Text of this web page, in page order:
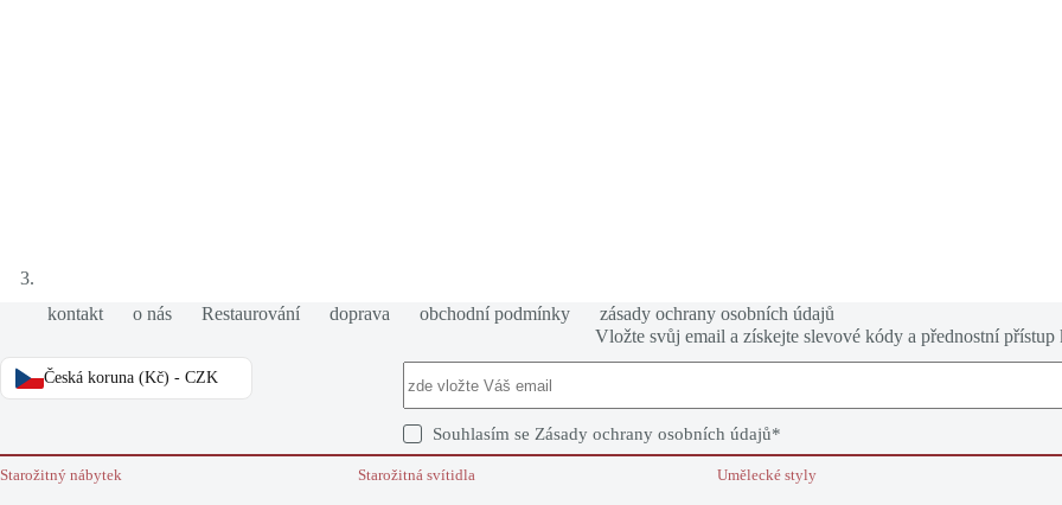
kontakt o nás Restaurování doprava obchodní podmínky zásady ochrany osobních údajů
Česká koruna (Kč) - CZK
Vložte svůj email a získejte slevové kódy a přednostní přístup
Souhlasím seZásady ochrany osobních údajů*
Starožitný nábytek
Starožitná svítidla
Umělecké styly